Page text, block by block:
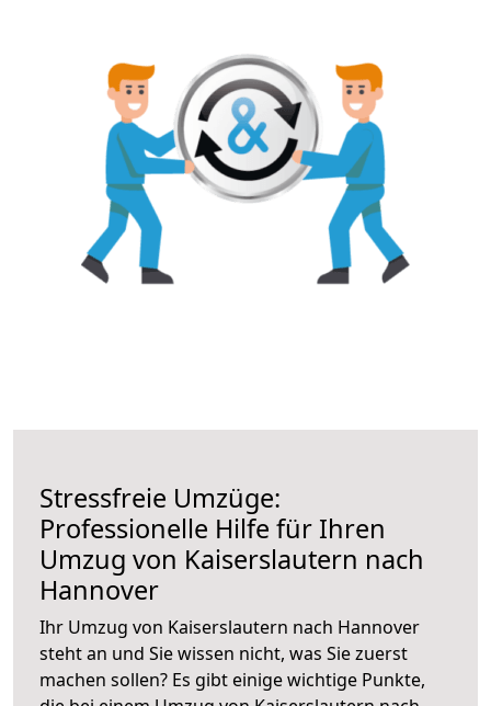
Stressfreie Umzüge:
Professionelle Hilfe für Ihren
Umzug von Kaiserslautern nach
Hannover
Ihr Umzug von Kaiserslautern nach Hannover
steht an und Sie wissen nicht, was Sie zuerst
machen sollen? Es gibt einige wichtige Punkte,